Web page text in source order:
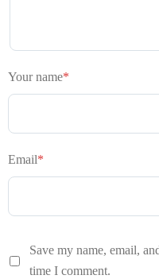
Your name*
Email*
Save my name, email,
time I comment.